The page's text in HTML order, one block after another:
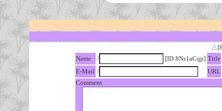
Name
/ [ID:8Ns1aCqp] Title
E-Mail /
URL
Comment